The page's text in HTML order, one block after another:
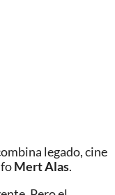
legado, cine
Mert Alas.